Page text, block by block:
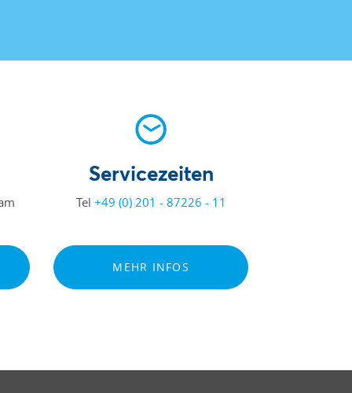
Servicezeiten
Tel +49 (0) 201 - 87226 - 11
MEHR INFOS